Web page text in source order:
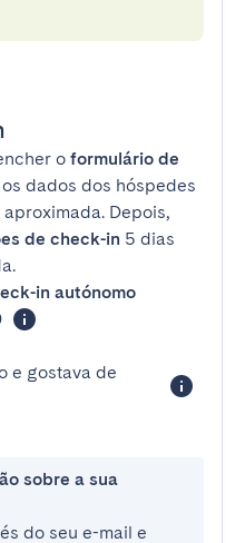
o formulário de
dados dos hóspedes
Depois,
de check-in 5 dias
in autónomo
e gostava de
sobre a sua
do seu e-mail e